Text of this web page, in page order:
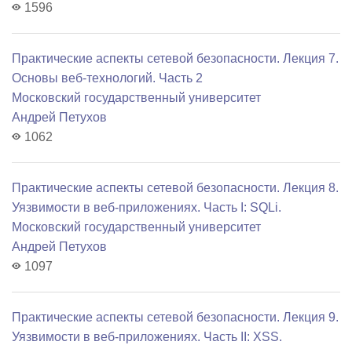
1596
Практические аспекты сетевой безопасности. Лекция 7.
Основы веб-технологий. Часть 2
Московский государственный университет
Андрей Петухов
1062
Практические аспекты сетевой безопасности. Лекция 8.
Уязвимости в веб-приложениях. Часть I: SQLi.
Московский государственный университет
Андрей Петухов
1097
Практические аспекты сетевой безопасности. Лекция 9.
Уязвимости в веб-приложениях. Часть II: XSS.